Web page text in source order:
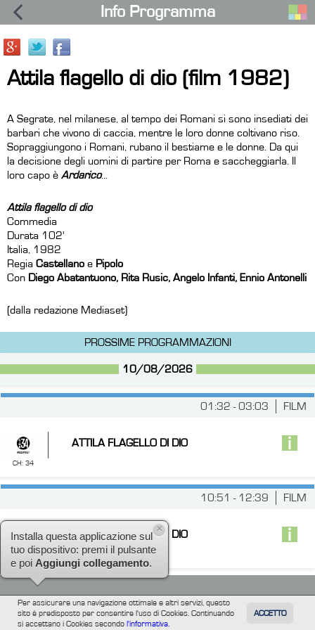
TUTTI FILM
Per assicurare una navigazione ottimale e altri servizi, questo
sito è predisposto per consentire l'uso di Cookies. Continuando
si accettano i Cookies secondol'informativa.
ACCETTO
Info Programma
Attila flagello di dio (film 1982)
A Segrate, nel milanese, al tempo dei Romani si sono insediati dei
barbari che vivono di caccia, mentre le loro donne coltivano riso.
Sopraggiungono i Romani, rubano il bestiame e le donne. Da qui
la decisione degli uomini di partire per Roma e saccheggiarla. Il
loro capo è Ardarico...
Attila flagello di dio
Commedia
Durata 102'
Italia, 1982
Regia Castellano e Pipolo
Con Diego Abatantuono, Rita Rusic, Angelo Infanti, Ennio Antonelli
(dalla redazione Mediaset)
PROSSIME PROGRAMMAZIONI
10/08/2026
FILM
01:32 - 03:03
CH: 34
ATTILA FLAGELLO DI DIO
FILM
10:51 - 12:39
CH: 34
ATTILA FLAGELLO DI DIO
Installa questa applicazione sul
tuo dispositivo: premi il pulsante
e poiAggiungi collegamento.